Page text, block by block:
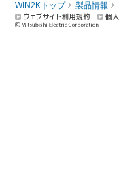
WIN2Kトップ 製品情報